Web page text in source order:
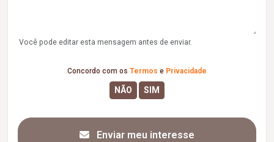
Você pode editar esta mensagem antes de enviar.
Concordo com os Termos e Privacidade
Enviar meu interesse